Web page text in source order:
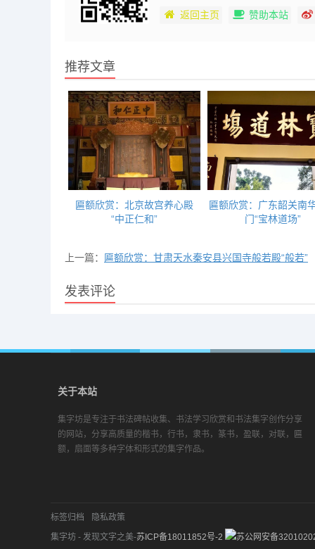
返回主页 赞助本站
推荐文章
匾额欣赏：北京故宫养心殿
“中正仁和”
匾额欣赏：广东韶关南
门“宝林道场”
上一篇： 匾额欣赏：甘肃天水秦安县兴国寺般若殿“般若”
发表评论
关于本站
集字坊是专注于书法碑帖收集、书法学习欣赏和书法集字创作分享
的网站，分享高质量的楷书，行书，隶书，篆书，盈联，对联，匾
额，扇面等多种字体和形式的集字作品。
标签归档
隐私政策
集字坊 - 发现文字之美-苏ICP备18011852号-2 苏公网安备